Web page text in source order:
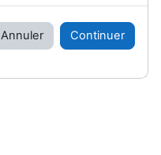
Annuler Continuer